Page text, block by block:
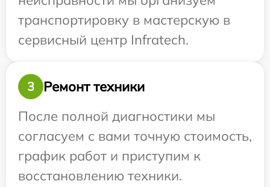
транспортировку в мастерскую в
сервисный центр Infratech.
3
Ремонт техники
После полной диагностики мы
согласуем с вами точную стоимость,
график работ и приступим к
восстановлению техники.